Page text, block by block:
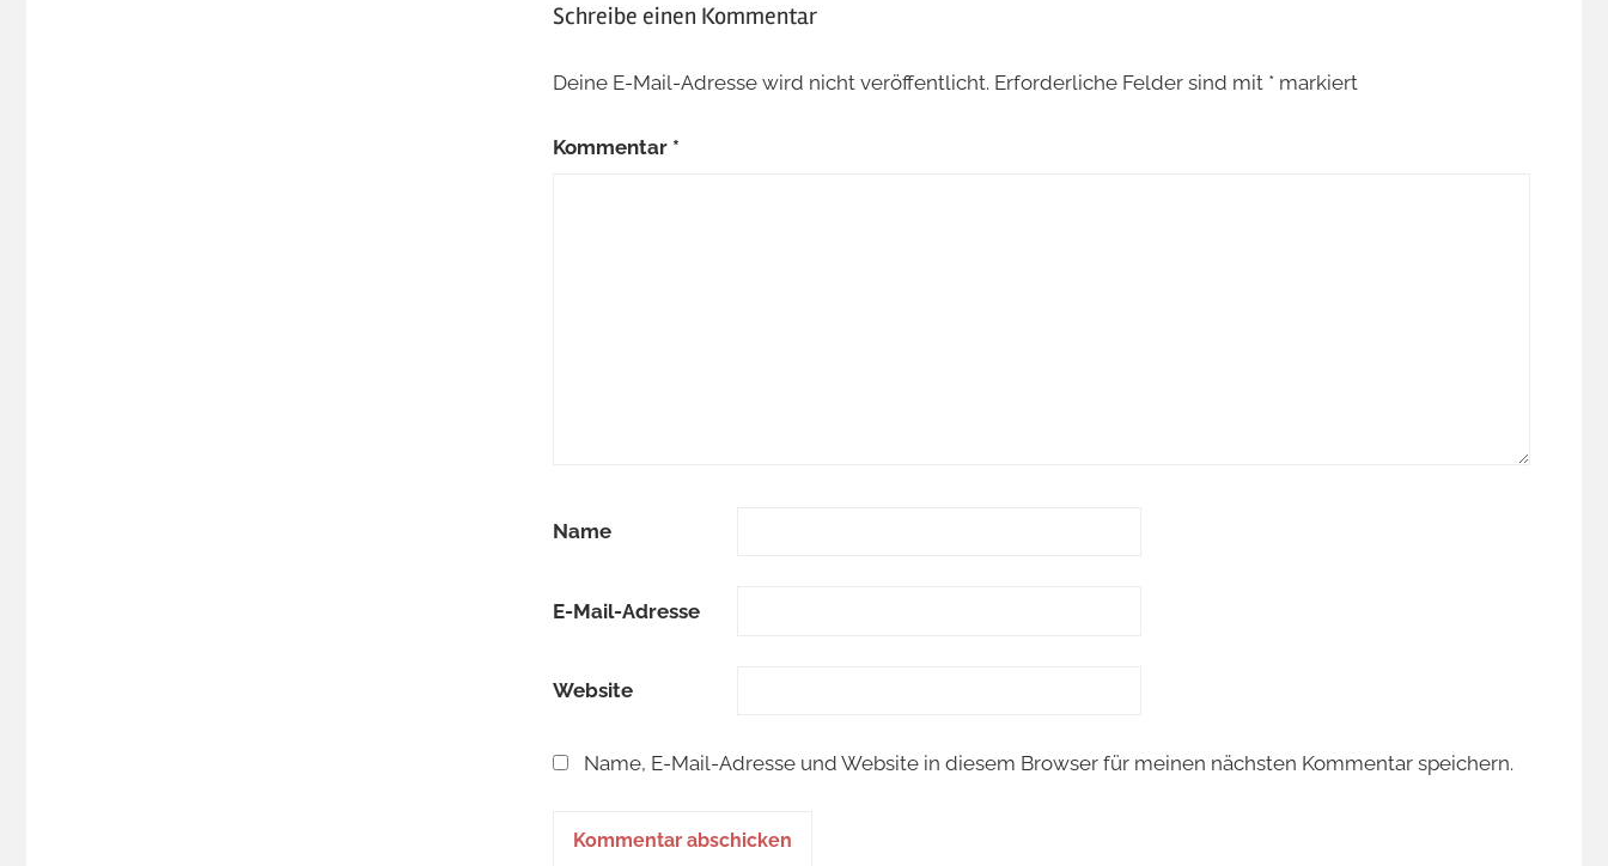
Schreibe einen Kommentar
Deine E-Mail-Adresse wird nicht veröffentlicht. Erforderliche Felder sind mit * markiert
Kommentar *
Name
E-Mail-Adresse
Website
Name, E-Mail-Adresse und Website in diesem Browser für meinen nächsten Kommentar speichern.